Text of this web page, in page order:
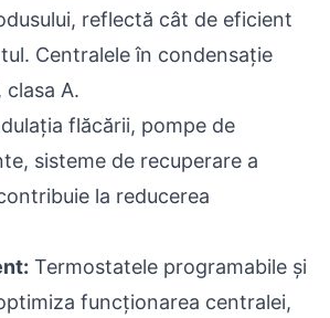
reflectă cât de eficient
Centralele în condensație
clasa A.
flăcării, pompe de
sisteme de recuperare a
la reducerea
Termostatele programabile și
funcționarea centralei,